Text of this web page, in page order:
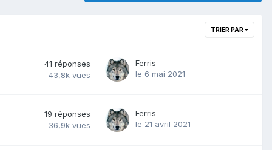
TRIER PAR
41 réponses
43,8k vues
Ferris
le 6 mai 2021
19 réponses
36,9k vues
Ferris
le 21 avril 2021